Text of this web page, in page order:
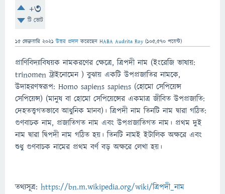
+3
টি ভোট
15 ফেব্রুয়ারি 2021 উত্তর প্রদান করেছেন HABA Audrita Roy (105,570 পয়েন্ট)
প্রাণিবিদ্যাবিষয়ক নামকরণের ক্ষেত্রে, ত্রিপদী নাম (ইংরেজি ভাষায়:
trinomen ট্রাইনোমেন ) বুঝায় একটি উপপ্রজাতির নামকে,
উদাহরণস্বরূপ: Homo sapiens sapiens (হোমো সেপিয়েন্স
সেপিয়েন্স) (মানুষ বা হোমো সেপিয়েন্সের একমাত্র জীবিত উপপ্রজাতি:
দেহতত্ত্বগতভাবে আধুনিক মানব)। ত্রিপদী নাম তিনটি নাম দ্বারা গঠিত:
গুণবাচক নাম, প্রজাতিগত নাম এবং উপপ্রজাতিগত নাম। প্রথম দুই
নাম দ্বারা দ্বিপদী নাম গঠিত হয়। তিনটি নামই ইটালিক অক্ষরে এবং
শুধু গুণবাচক নামের প্রথম বর্ণ বড় অক্ষরে লেখা হয়।
তথ্যসূত্র: https://bn.m.wikipedia.org/wiki/ত্রিপদী_নাম